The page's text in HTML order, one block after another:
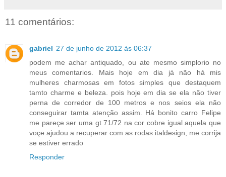
11 comentários:
gabriel 27 de junho de 2012 às 06:37
podem me achar antiquado, ou ate mesmo simplorio no
meus comentarios. Mais hoje em dia já não há mis
mulheres charmosas em fotos simples que destaquem
tamto charme e beleza. pois hoje em dia se ela não tiver
perna de corredor de 100 metros e nos seios ela não
conseguirar tamta atenção assim. Há bonito carro Felipe
me pareçe ser uma gt 71/72 na cor cobre igual aquela que
voçe ajudou a recuperar com as rodas italdesign, me corrija
se estiver errado
Responder